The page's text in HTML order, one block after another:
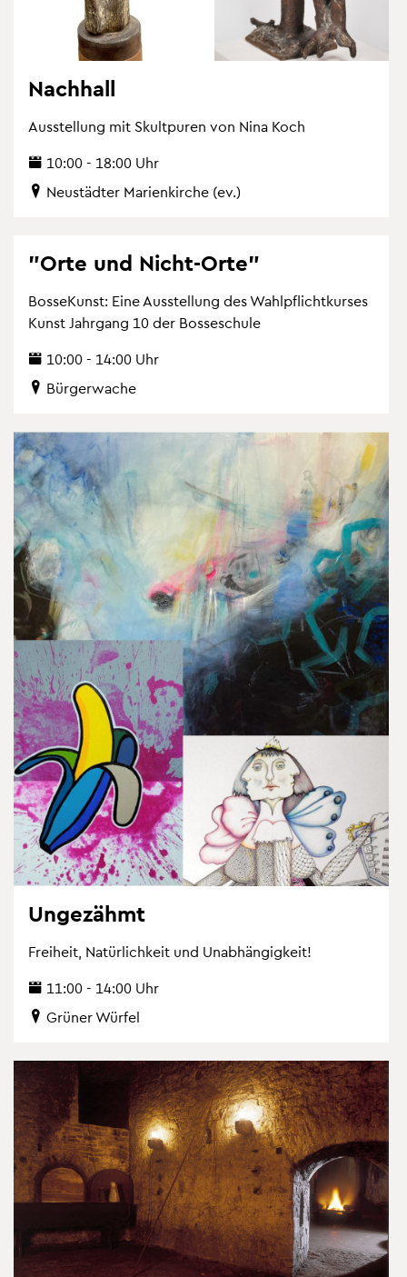
Nach­hall
Aus­stel­lung mit Skultpu­ren von Nina Koch
10:00 - 18:00 Uhr
Neu­städ­ter Ma­ri­en­kir­che (ev.)
"Orte und Nicht-Orte"
Bos­se­Kunst: Eine Aus­stel­lung des Wahl­pflicht­kur­ses
Kunst Jahr­gang 10 der Bos­se­schu­le
10:00 - 14:00 Uhr
Bür­ger­wa­che
Un­ge­zähmt
Frei­heit, Na­tür­lich­keit und Un­ab­hän­gig­keit!
11:00 - 14:00 Uhr
Grü­ner Wür­fel